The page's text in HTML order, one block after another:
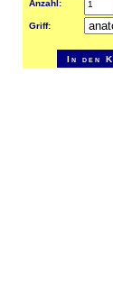
Anzahl:
Griff: